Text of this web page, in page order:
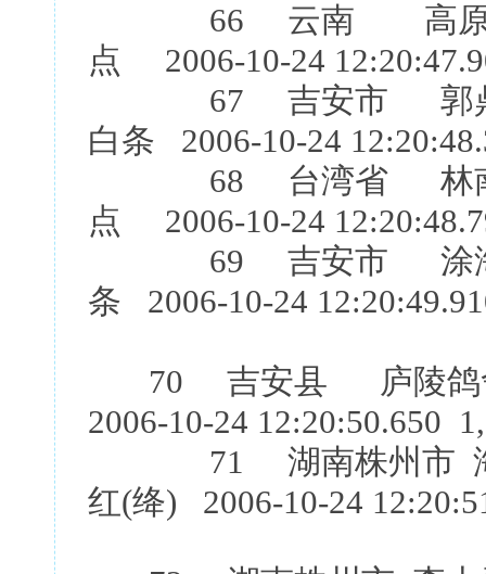
66 云南 高原
点 2006-10-24
67 吉安市 郭鼎
白条 2006-10-24
68 台湾省 林
点 2006-10-24
69 吉安市 涂
条 2006-10-24
70 吉安县 庐
2006-10-24 12:20:50.650
71 湖南株州市
红(绛) 2006-10-24